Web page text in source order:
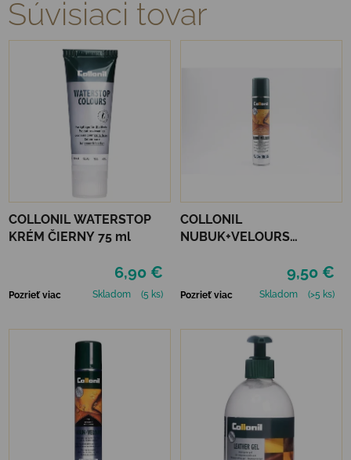
Súvisiaci tovar
COLLONIL WATERSTOP
KRÉM ČIERNY 75 ml
6,90 €
Pozrieť viac Skladom (5 ks)
COLLONIL
NUBUK+VELOURS
9,50 €
Pozrieť viac Skladom (>5 ks)